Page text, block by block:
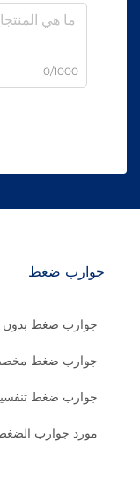
0/1000
جوارب ضغط
جوارب ضغط بدون
جوارب ضغط
جوارب ضغط
مورد جوارب